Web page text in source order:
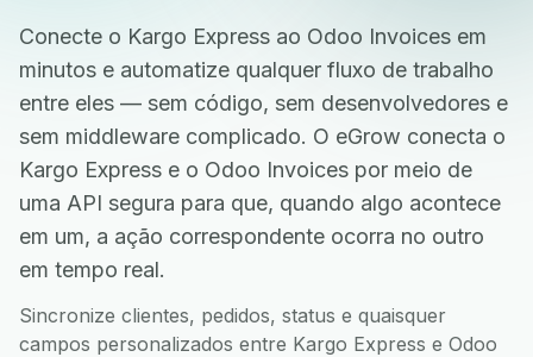
Conecte o Kargo Express ao Odoo Invoices em
minutos e automatize qualquer fluxo de trabalho
entre eles — sem código, sem desenvolvedores e
sem middleware complicado. O eGrow conecta o
Kargo Express e o Odoo Invoices por meio de
uma API segura para que, quando algo acontece
em um, a ação correspondente ocorra no outro
em tempo real.
Sincronize clientes, pedidos, status e quaisquer
campos personalizados entre Kargo Express e Odoo